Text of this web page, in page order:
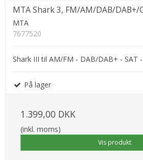
MTA Shark 3, FM/AM/DAB/DAB+/
MTA
7677520
Shark III til AM/FM - DAB/DAB+ - SAT
På lager
1.399,00 DKK
(inkl. moms)
Vis produkt